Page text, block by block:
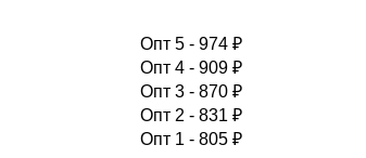
заказов за 6 месяцев -
всех заказов за 6 месяцев 80.000
Опт 5 - 974 ₽
Опт 4 - 909 ₽
Опт 3 - 870 ₽
Опт 2 - 831 ₽
Опт 1 - 805 ₽